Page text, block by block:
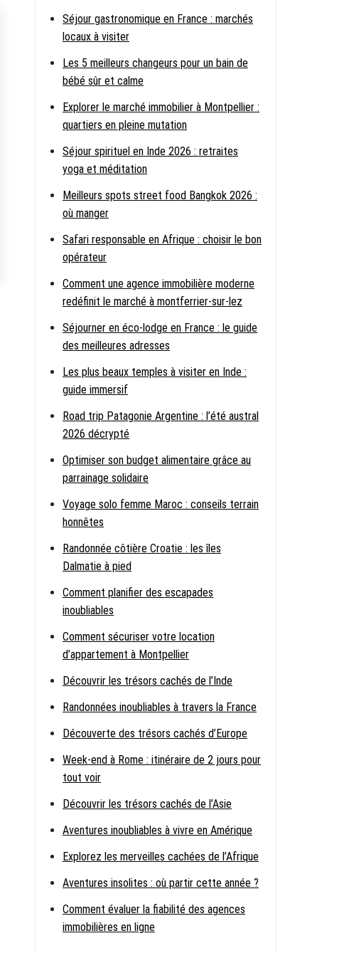
Séjour gastronomique en France : marchés
locaux à visiter
Les 5 meilleurs changeurs pour un bain de
bébé sûr et calme
Explorer le marché immobilier à Montpellier :
quartiers en pleine mutation
Séjour spirituel en Inde 2026 : retraites
yoga et méditation
Meilleurs spots street food Bangkok 2026 :
où manger
Safari responsable en Afrique : choisir le bon
opérateur
Comment une agence immobilière moderne
redéfinit le marché à montferrier-sur-lez
Séjourner en éco-lodge en France : le guide
des meilleures adresses
Les plus beaux temples à visiter en Inde :
guide immersif
Road trip Patagonie Argentine : l’été austral
2026 décrypté
Optimiser son budget alimentaire grâce au
parrainage solidaire
Voyage solo femme Maroc : conseils terrain
honnêtes
Randonnée côtière Croatie : les îles
Dalmatie à pied
Comment planifier des escapades
inoubliables
Comment sécuriser votre location
d’appartement à Montpellier
Découvrir les trésors cachés de l’Inde
Randonnées inoubliables à travers la France
Découverte des trésors cachés d’Europe
Week-end à Rome : itinéraire de 2 jours pour
tout voir
Découvrir les trésors cachés de l’Asie
Aventures inoubliables à vivre en Amérique
Explorez les merveilles cachées de l’Afrique
Aventures insolites : où partir cette année ?
Comment évaluer la fiabilité des agences
immobilières en ligne